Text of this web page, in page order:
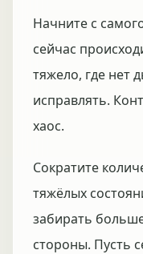
Начните с
сейчас
тяжело, где нет
исправлять.
хаос.
Сократите
тяжёлых
забирать
стороны. Пусть